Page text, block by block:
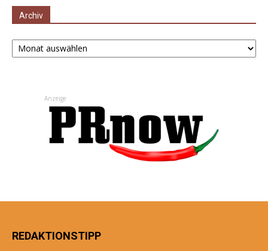
Archiv
Archiv
Anzeige
REDAKTIONSTIPP